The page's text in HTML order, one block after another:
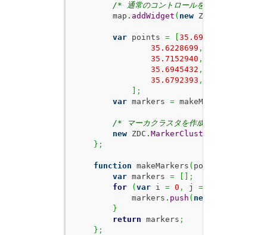
/* 通常のコントロールを表示 */
        map.
addWidget ( new ZDC.
var points = 35.6993834
35.6228699 ,
35.7152940 ,
35.6945432 ,
35.6792393 ,
;
var markers = makeMarkers
/* マーカクラスタを作成する */
new ZDC. MarkerCluster
} ;
function makeMarkers ( points
var markers =
;
for
( var i = 0 , j =
            markers.
push ( new
}
return markers ;
} ;